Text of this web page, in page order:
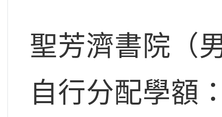
聖芳濟書院（
自行分配學額